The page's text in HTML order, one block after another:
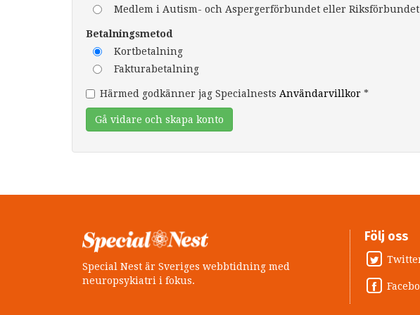
Medlem i Autism- och Aspergerförbundet eller
Betalningsmetod
Kortbetalning
Fakturabetalning
Härmed godkänner jag Specialnests Användarvillkor *
Gå vidare och skapa konto
Special Nest är Sveriges webbtidning med
neuropsykiatri i fokus.
Följ oss